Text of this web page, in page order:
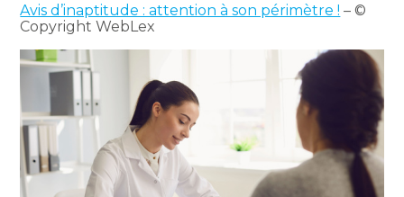
Avis d’inaptitude : attention à son périmètre ! – ©
Copyright WebLex